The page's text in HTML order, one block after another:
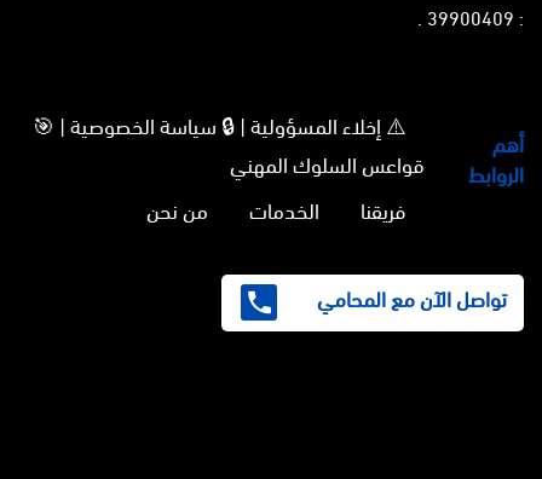
: 39900409 .
أهم
الروابط
⚠️ إخلاء المسؤولية | 🔒 سياسة الخصوصية | 🎯
قواعس السلوك المهني
فريقنا
الخدمات من نحن
تواصل الآن مع المحامي